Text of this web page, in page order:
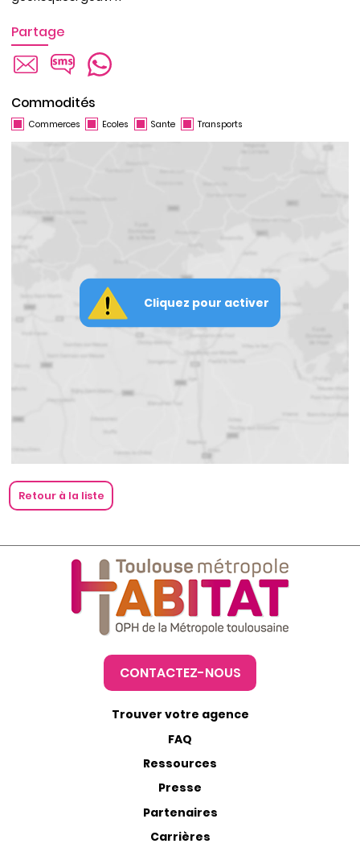
Partage
Commodités
Commerces Ecoles Sante Transports
Cliquez pour activer
Retour à la liste
CONTACTEZ-NOUS
Trouver votre agence
FAQ
Ressources
Presse
Partenaires
Carrières